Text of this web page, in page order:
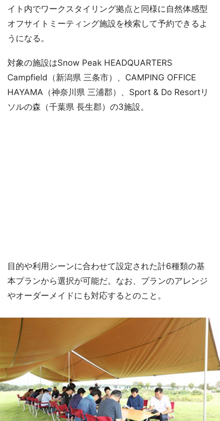
イト内でワークスタイリング拠点と同様に自然体感型
オフサイトミーティング施設を検索して予約できるよ
うになる。
対象の施設はSnow Peak HEADQUARTERS
Campfield（新潟県 三条市）、CAMPING OFFICE
HAYAMA（神奈川県 三浦郡）、Sport & Do Resortリ
ソルの森（千葉県 長生郡）の3施設。
目的や利用シーンに合わせて設定された計6種類の基
本プランから選択が可能だ。なお、プランのアレンジ
やオーダーメイドにも対応するとのこと。